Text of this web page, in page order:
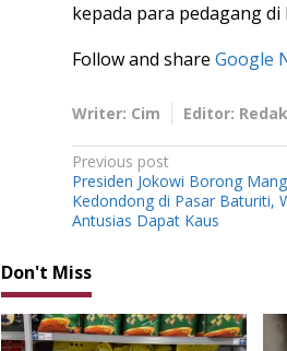
kepada para pedagang
Follow and share Google
Writer: Cim Editor:
P
o
s
t
n
a
Previous post
Presiden Jokowi Borong
Kedondong di Pasar Baturiti,
Antusias Dapat Kaus
Don't Miss